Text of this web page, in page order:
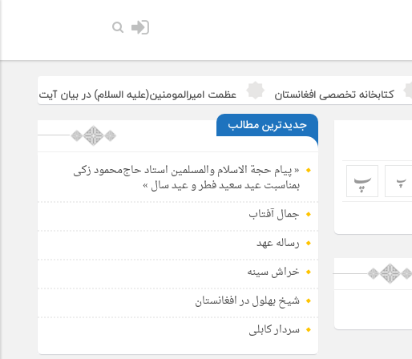
کتابخانه تخصصی افغانستان عظمت امیرالمومنین(علیه السلام) در بیان آیت الله جوادی
پ پ
جدیدترین مطالب
« پیام حجة الاسلام والمسلمین استاد حاج‌محمود زکی
بمناسبت عید سعید فطر و عید سال »
جمال آفتاب
رساله عهد
خراش سینه
شیخ بهلول در افغانستان
سردار کابلی